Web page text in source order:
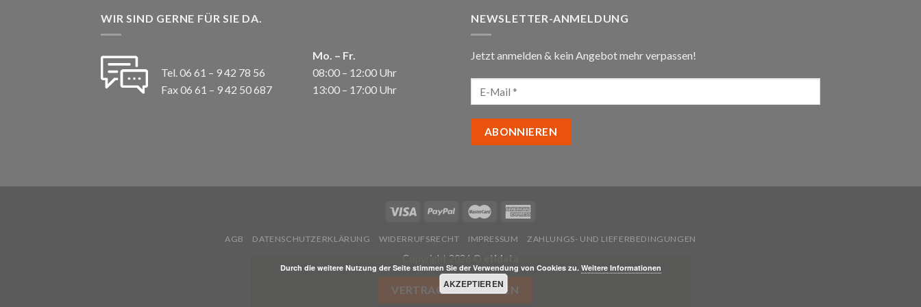
WIR SIND GERNE FÜR SIE DA.
Tel. 06 61 – 9 42 78 56
Fax 06 61 – 9 42 50 687
Mo. – Fr.
08:00 – 12:00 Uhr
13:00 – 17:00 Uhr
NEWSLETTER-ANMELDUNG
Jetzt anmelden & kein Angebot mehr verpassen!
AGB DATENSCHUTZERKLÄRUNG WIDERRUFSRECHT IMPRESSUM ZAHLUNGS- UND LIEFERBEDINGUNGEN
Copyright 2026 © etidata
VERTRAG WIDERRUFEN
Durch die weitere Nutzung der Seite stimmen Sie der Verwendung von Cookies zu. Weitere Informationen
AKZEPTIEREN